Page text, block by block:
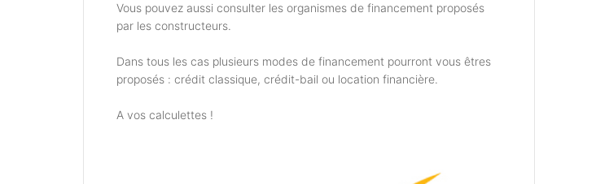
Vous pouvez aussi consulter les organismes de financement proposés
par les constructeurs.
Dans tous les cas plusieurs modes de financement pourront vous êtres
proposés : crédit classique, crédit-bail ou location financière.
A vos calculettes !